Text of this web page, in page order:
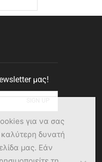
μας!
για να σας
δυνατή
μας. Εάν